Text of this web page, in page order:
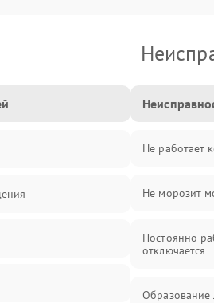
Не работает
Не морозит
Постоянно
отключается
Образование